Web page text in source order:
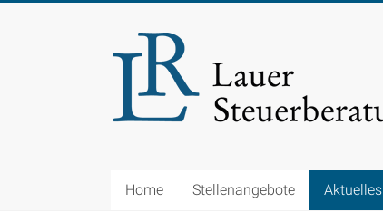
Steuerkanzlei
Lauer
Einfach
Home Stellenangebote Aktuelles